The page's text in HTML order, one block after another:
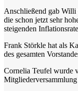
Anschließend gab Willi
die schon jetzt sehr
steigenden
Frank Störkle hat als
des gesamten
Cornelia Teufel wurde